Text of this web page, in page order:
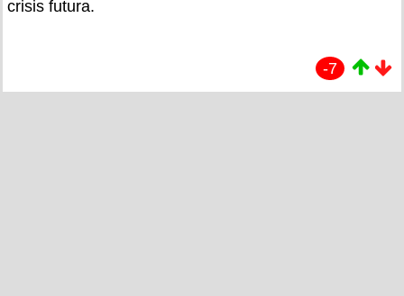
crisis futura.
-7